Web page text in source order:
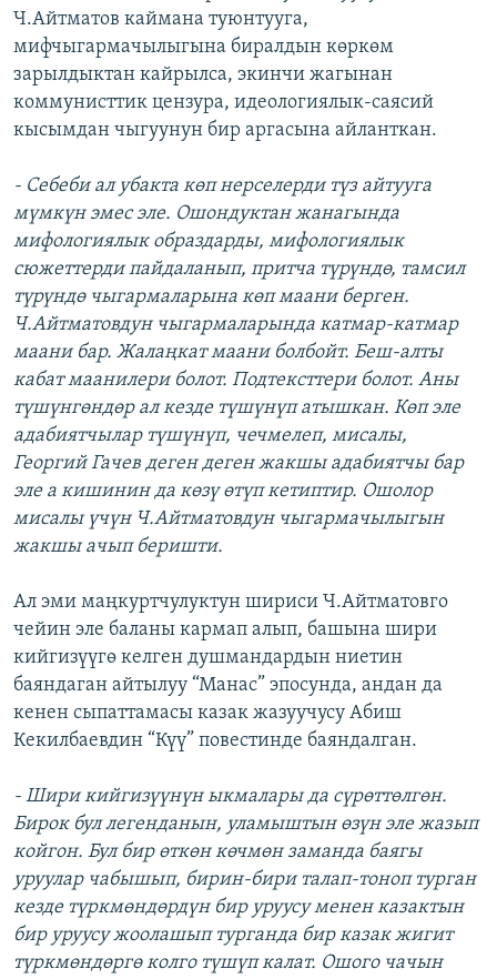
Ч.Айтматов каймана туюнтууга,
мифчыгармачылыгына биралдын көркөм
зарылдыктан кайрылса, экинчи жагынан
коммунисттик цензура, идеологиялык-саясий
кысымдан чыгуунун бир аргасына айланткан.
- Себеби ал убакта көп нерселерди түз айтууга
мүмкүн эмес эле. Ошондуктан жанагында
мифологиялык образдарды, мифологиялык
сюжеттерди пайдаланып, притча түрүндө, тамсил
түрүндө чыгармаларына көп маани берген.
Ч.Айтматовдун чыгармаларында катмар-катмар
маани бар. Жалаңкат маани болбойт. Беш-алты
кабат маанилери болот. Подтексттери болот. Аны
түшүнгөндөр ал кезде түшүнүп атышкан. Көп эле
адабиятчылар түшүнүп, чечмелеп, мисалы,
Георгий Гачев деген деген жакшы адабиятчы бар
эле а кишинин да көзү өтүп кетиптир. Ошолор
мисалы үчүн Ч.Айтматовдун чыгармачылыгын
жакшы ачып беришти.
Ал эми маңкуртчулуктун шириси Ч.Айтматовго
чейин эле баланы кармап алып, башына шири
кийгизүүгө келген душмандардын ниетин
баяндаган айтылуу “Манас” эпосунда, андан да
кенен сыпаттамасы казак жазуучусу Абиш
Кекилбаевдин “Күү” повестинде баяндалган.
- Шири кийгизүүнүн ыкмалары да сүрөттөлгөн.
Бирок бул легенданын, уламыштын өзүн эле жазып
койгон. Бул бир өткөн көчмөн заманда баягы
уруулар чабышып, бирин-бири талап-тоноп турган
кезде түркмөндөрдүн бир уруусу менен казактын
бир уруусу жоолашып турганда бир казак жигит
түркмөндөргө колго түшүп калат. Ошого чачын